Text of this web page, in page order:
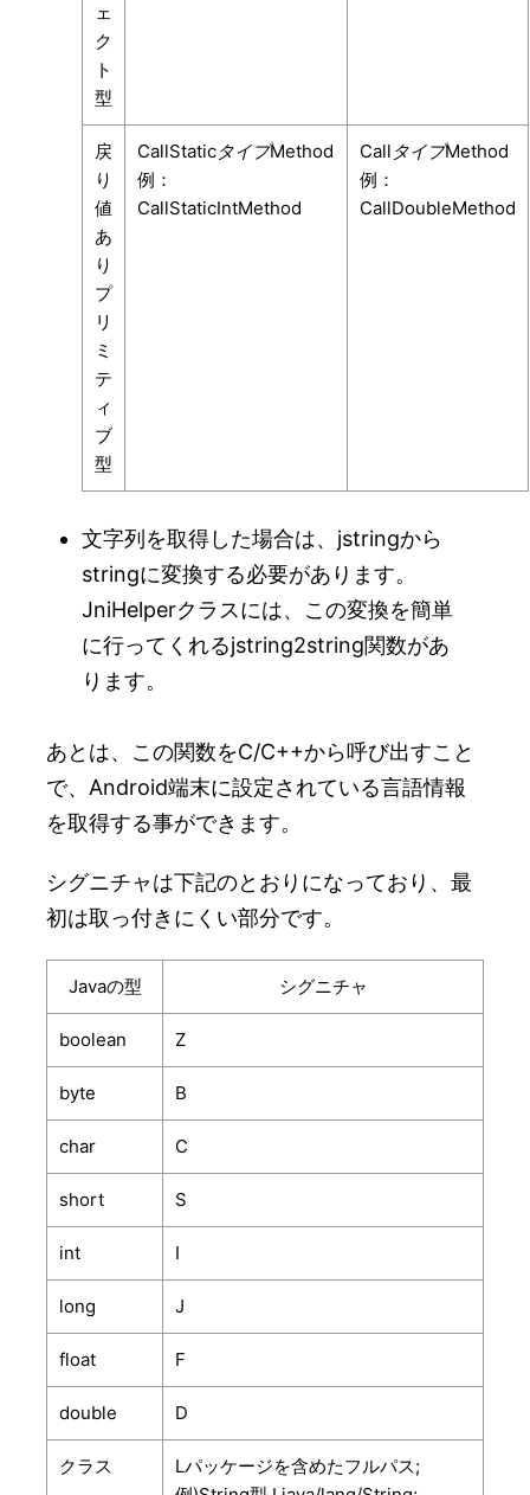
ェ
ク
ト
型
戻
り
値
あ
り
プ
リ
ミ
テ
ィ
ブ
型
CallStaticタイプMethod
例：
CallStaticIntMethod
Call タイプMethod
例：
CallDoubleMethod
文字列を取得した場合は、jstringから
stringに変換する必要があります。
JniHelperクラスには、この変換を簡単
に行ってくれるjstring2string関数があ
ります。
あとは、この関数をC/C++から呼び出すこと
で、Android端末に設定されている言語情報
を取得する事ができます。
シグニチャは下記のとおりになっており、最
初は取っ付きにくい部分です。
Javaの型 シグニチャ
boolean Z
byte B
char C
short S
int I
long J
float F
double D
クラス
Lパッケージを含めたフルパス;